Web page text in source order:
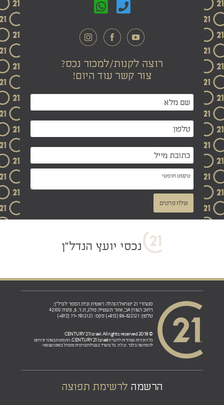
רוצה לקנות/למכור נכס?
צור קשר עוד היום!
שלח פרטים
נכסי יועץ הנדל"ן
סנצ'ורי 21 ישראל הנהלה ראשית ובית הספר לנדל"ן:
רחוב הצורן 4ב', אזור תעשייה פולג, ת.ד. 5, נתניה 42100
טלפון: 98-822121 (972+) פקס: 77-7912121 (972+)
© 2018 CENTURY 21 Israel. All rights reserved
כל הזכויות שמורות לחברת CENTURY 21 Israel. התמונות באתר זה הינם
להמחשה בלבד. ט.ל.ח. כל משרד בבעלות פרטית ומנוהל באופן עצמאי.
הרשמה לרשימת תפוצה